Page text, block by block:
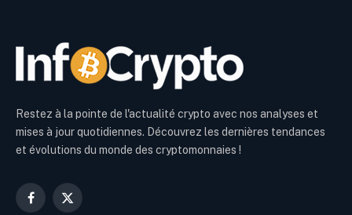
Restez à la pointe de l'actualité crypto avec nos analyses et
mises à jour quotidiennes. Découvrez les dernières tendances
et évolutions du monde des cryptomonnaies !
Facebook
X